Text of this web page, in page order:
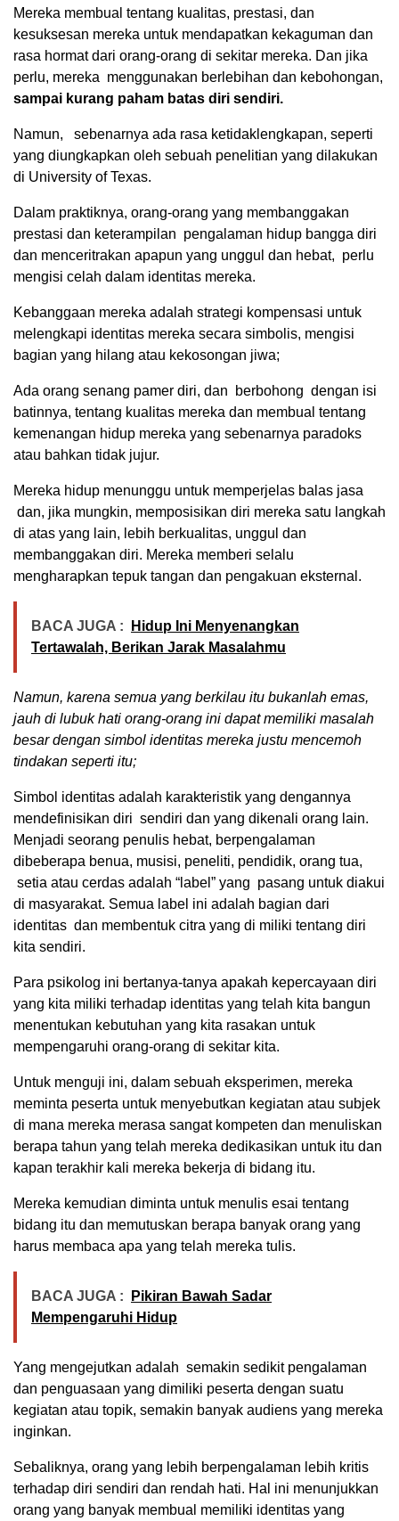
Mereka membual tentang kualitas, prestasi, dan
kesuksesan mereka untuk mendapatkan kekaguman dan
rasa hormat dari orang-orang di sekitar mereka. Dan jika
perlu, mereka menggunakan berlebihan dan kebohongan,
sampai kurang paham batas diri sendiri.
Namun, sebenarnya ada rasa ketidaklengkapan, seperti
yang diungkapkan oleh sebuah penelitian yang dilakukan
di University of Texas.
Dalam praktiknya, orang-orang yang membanggakan
prestasi dan keterampilan pengalaman hidup bangga diri
dan menceritrakan apapun yang unggul dan hebat, perlu
mengisi celah dalam identitas mereka.
Kebanggaan mereka adalah strategi kompensasi untuk
melengkapi identitas mereka secara simbolis, mengisi
bagian yang hilang atau kekosongan jiwa;
Ada orang senang pamer diri, dan berbohong dengan isi
batinnya, tentang kualitas mereka dan membual tentang
kemenangan hidup mereka yang sebenarnya paradoks
atau bahkan tidak jujur.
Mereka hidup menunggu untuk memperjelas balas jasa
dan, jika mungkin, memposisikan diri mereka satu langkah
di atas yang lain, lebih berkualitas, unggul dan
membanggakan diri. Mereka memberi selalu
mengharapkan tepuk tangan dan pengakuan eksternal.
BACA JUGA :
Hidup Ini Menyenangkan
Tertawalah, Berikan Jarak Masalahmu
Namun, karena semua yang berkilau itu bukanlah emas,
jauh di lubuk hati orang-orang ini dapat memiliki masalah
besar dengan simbol identitas mereka justu mencemoh
tindakan seperti itu;
Simbol identitas adalah karakteristik yang dengannya
mendefinisikan diri sendiri dan yang dikenali orang lain.
Menjadi seorang penulis hebat, berpengalaman
dibeberapa benua, musisi, peneliti, pendidik, orang tua,
setia atau cerdas adalah “label” yang pasang untuk diakui
di masyarakat. Semua label ini adalah bagian dari
identitas dan membentuk citra yang di miliki tentang diri
kita sendiri.
Para psikolog ini bertanya-tanya apakah kepercayaan diri
yang kita miliki terhadap identitas yang telah kita bangun
menentukan kebutuhan yang kita rasakan untuk
mempengaruhi orang-orang di sekitar kita.
Untuk menguji ini, dalam sebuah eksperimen, mereka
meminta peserta untuk menyebutkan kegiatan atau subjek
di mana mereka merasa sangat kompeten dan menuliskan
berapa tahun yang telah mereka dedikasikan untuk itu dan
kapan terakhir kali mereka bekerja di bidang itu.
Mereka kemudian diminta untuk menulis esai tentang
bidang itu dan memutuskan berapa banyak orang yang
harus membaca apa yang telah mereka tulis.
BACA JUGA :
Pikiran Bawah Sadar
Mempengaruhi Hidup
Yang mengejutkan adalah semakin sedikit pengalaman
dan penguasaan yang dimiliki peserta dengan suatu
kegiatan atau topik, semakin banyak audiens yang mereka
inginkan.
Sebaliknya, orang yang lebih berpengalaman lebih kritis
terhadap diri sendiri dan rendah hati. Hal ini menunjukkan
orang yang banyak membual memiliki identitas yang